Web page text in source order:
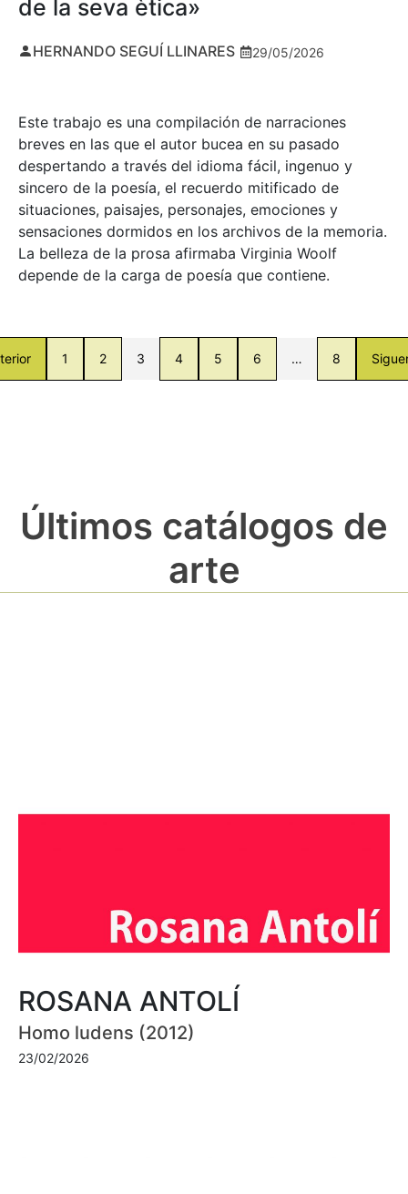
de la seva ètica»
HERNANDO SEGUÍ LLINARES 29/05/2026
Este trabajo es una compilación de narraciones
breves en las que el autor bucea en su pasado
despertando a través del idioma fácil, ingenuo y
sincero de la poesía, el recuerdo mitificado de
situaciones, paisajes, personajes, emociones y
sensaciones dormidos en los archivos de la memoria.
La belleza de la prosa afirmaba Virginia Woolf
depende de la carga de poesía que contiene.
1 2 3 4 5 6 … 8
Últimos catálogos de
arte
ROSANA ANTOLÍ
Homo ludens (2012)
23/02/2026